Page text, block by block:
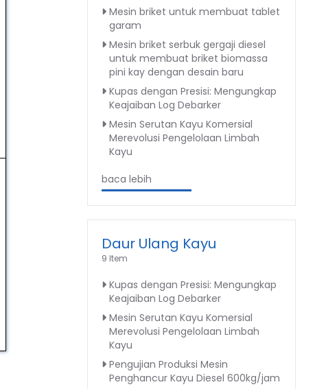
Mesin briket untuk membuat tablet
garam
Mesin briket serbuk gergaji diesel
untuk membuat briket biomassa
pini kay dengan desain baru
Kupas dengan Presisi: Mengungkap
Keajaiban Log Debarker
Mesin Serutan Kayu Komersial
Merevolusi Pengelolaan Limbah
Kayu
baca lebih
Daur Ulang Kayu
9 Item
Kupas dengan Presisi: Mengungkap
Keajaiban Log Debarker
Mesin Serutan Kayu Komersial
Merevolusi Pengelolaan Limbah
Kayu
Pengujian Produksi Mesin
Penghancur Kayu Diesel 600kg/jam